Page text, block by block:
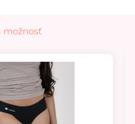
produktov
možnosť